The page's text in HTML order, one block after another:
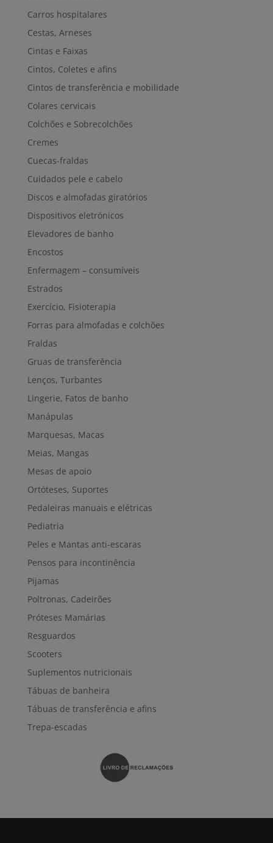
Carros hospitalares
Cestas, Arneses
Cintas e Faixas
Cintos, Coletes e afins
Cintos de transferência e mobilidade
Colares cervicais
Colchões e Sobrecolchões
Cremes
Cuecas-fraldas
Cuidados pele e cabelo
Discos e almofadas giratórios
Dispositivos eletrónicos
Elevadores de banho
Encostos
Enfermagem – consumíveis
Estrados
Exercício, Fisioterapia
Forras para almofadas e colchões
Fraldas
Gruas de transferência
Lenços, Turbantes
Lingerie, Fatos de banho
Manápulas
Marquesas, Macas
Meias, Mangas
Mesas de apoio
Ortóteses, Suportes
Pedaleiras manuais e elétricas
Pediatria
Peles e Mantas anti-escaras
Pensos para incontinência
Pijamas
Poltronas, Cadeirões
Próteses Mamárias
Resguardos
Scooters
Suplementos nutricionais
Tábuas de banheira
Tábuas de transferência e afins
Trepa-escadas